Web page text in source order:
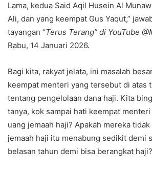
Lama, kedua Said Aqil Husein Al
Ali, dan yang keempat Gus Yaqut,”
tayangan “Terus Terang” di YouTube
Rabu, 14 Januari 2026.
Bagi kita, rakyat jelata, ini masalah
keempat menteri yang tersebut di atas
tentang pengelolaan dana haji. Kita
tanya, kok sampai hati keempat
uang jemaah haji? Apakah mereka
jemaah haji itu menabung sedikit demi
belasan tahun demi bisa berangkat haji?